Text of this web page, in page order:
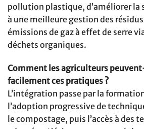
pollution plastique, d’améliorer la
à une meilleure gestion des
émissions de gaz à effet de serre
déchets organiques.
Comment les agriculteurs
facilement ces pratiques ?
L’intégration passe par la
l’adoption progressive de
le compostage, puis l’accès à des